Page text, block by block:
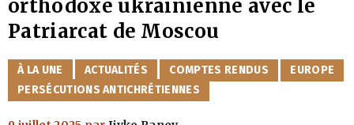
orthodoxe ukrainienne avec le
Patriarcat de Moscou
CATÉGORIES
À LA UNE ACTUALITÉS COMPTES RENDUS
EUROPE
PERSÉCUTIONS ANTICHRÉTIENNES